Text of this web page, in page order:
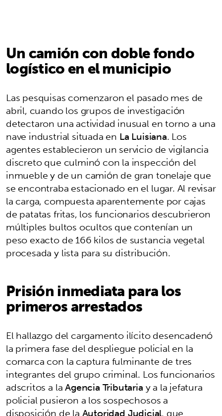
Un camión con doble fondo
logístico en el municipio
Las pesquisas comenzaron el pasado mes de
abril, cuando los grupos de investigación
detectaron una actividad inusual en torno a una
nave industrial situada en La Luisiana. Los
agentes establecieron un servicio de vigilancia
discreto que culminó con la inspección del
inmueble y de un camión de gran tonelaje que
se encontraba estacionado en el lugar. Al revisar
la carga, compuesta aparentemente por cajas
de patatas fritas, los funcionarios descubrieron
múltiples bultos ocultos que contenían un
peso exacto de 166 kilos de sustancia vegetal
procesada y lista para su distribución.
Prisión inmediata para los
primeros arrestados
El hallazgo del cargamento ilícito desencadenó
la primera fase del despliegue policial en la
comarca con la captura fulminante de tres
integrantes del grupo criminal. Los funcionarios
adscritos a laAgencia Tributariay a la jefatura
policial pusieron a los sospechosos a